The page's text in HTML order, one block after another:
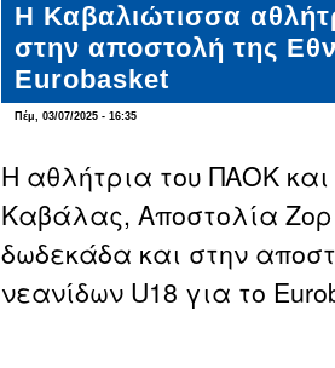
Η Καβαλιώτισσα
στην αποστολή της
Eurobasket
Πέμ, 03/07/2025 - 16:35
Η αθλήτρια του ΠΑΟΚ
Καβάλας, Αποστολία
δωδεκάδα και στην
νεανίδων U18 για το